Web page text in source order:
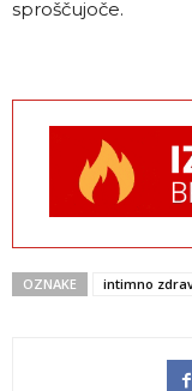
sproščujoče.
OZNAKE intimno